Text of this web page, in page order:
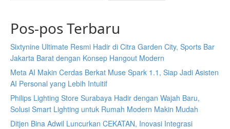
Pos-pos Terbaru
Sixtynine Ultimate Resmi Hadir di Citra Garden City, Sports Bar
Jakarta Barat dengan Konsep Hangout Modern
Meta AI Makin Cerdas Berkat Muse Spark 1.1, Siap Jadi Asisten
AI Personal yang Lebih Intuitif
Philips Lighting Store Surabaya Hadir dengan Wajah Baru,
Solusi Smart Lighting untuk Rumah Modern Makin Mudah
Ditjen Bina Adwil Luncurkan CEKATAN, Inovasi Integrasi